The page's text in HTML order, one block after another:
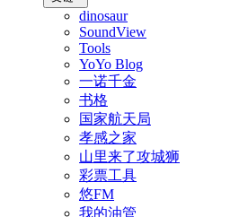
dinosaur
SoundView
Tools
YoYo Blog
一诺千金
书格
国家航天局
孝感之家
山里来了攻城狮
彩票工具
悠FM
我的油管